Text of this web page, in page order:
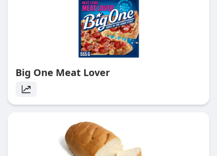
Big One Meat Lover